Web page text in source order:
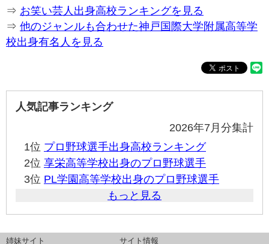
⇒ お笑い芸人出身高校ランキングを見る
⇒ 他のジャンルも合わせた神戸国際大学附属高等学
校出身有名人を見る
人気記事ランキング
2026年7月分集計
1位 プロ野球選手出身高校ランキング
2位 享栄高等学校出身のプロ野球選手
3位 PL学園高等学校出身のプロ野球選手
もっと見る
姉妹サイト サイト情報